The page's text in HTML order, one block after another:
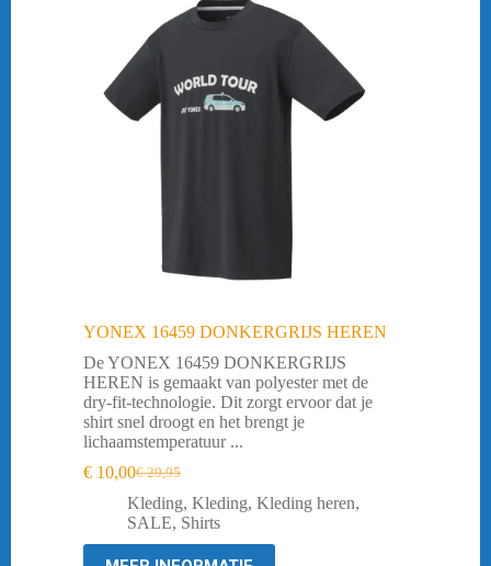
YONEX 16459 DONKERGRIJS HEREN
De YONEX 16459 DONKERGRIJS
HEREN is gemaakt van polyester met de
dry-fit-technologie. Dit zorgt ervoor dat je
shirt snel droogt en het brengt je
lichaamstemperatuur ...
€29,95
Oorspronkelijke
prijs
was:
€ 29,95.
€ 10,00Huidige
prijs
is:
€ 10,00.
Kleding, Kleding, Kleding heren,
SALE, Shirts